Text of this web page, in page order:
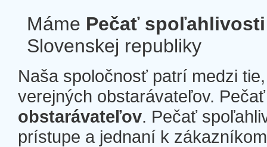
Máme Pečať spoľahlivosti
Slovenskej republiky
Naša spoločnosť patrí medzi
verejných obstarávateľov.
obstarávateľov. Pečať
prístupe a jednaní k